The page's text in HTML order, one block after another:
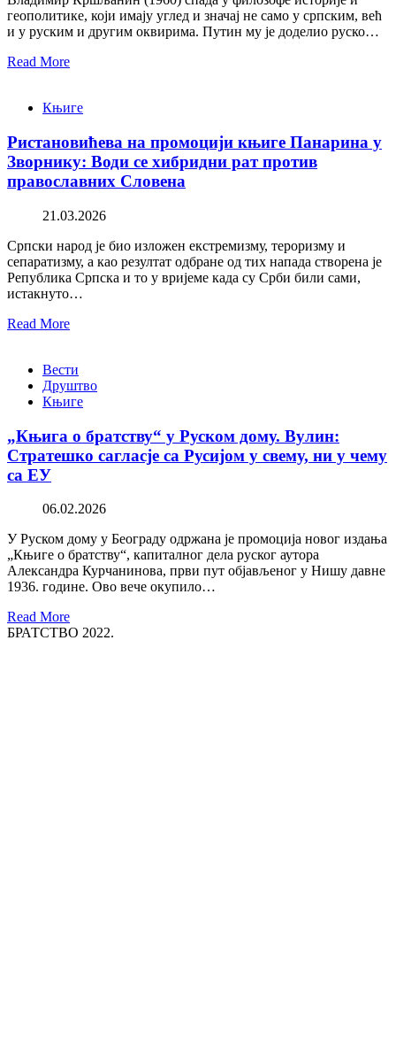
геополитике, који имају углед и значај не само у српским, већ
и у руским и другим оквирима. Путин му је доделио руско…
Read More
Књиге
Ристановићева на промоцији књиге Панарина у
Зворнику: Води се хибридни рат против
православних Словена
21.03.2026
Српски народ је био изложен екстремизму, тероризму и
сепаратизму, а као резултат одбране од тих напада створена је
Република Српска и то у вријеме када су Срби били сами,
истакнуто…
Read More
Вести
Друштво
Књиге
„Књига о братству“ у Руском дому. Вулин:
Стратешко сагласје са Русијом у свему, ни у чему
са ЕУ
06.02.2026
У Руском дому у Београду одржана је промоција новог издања
„Књиге о братству“, капиталног дела руског аутора
Александра Курчанинова, први пут објављеног у Нишу давне
1936. године. Ово вече окупило…
Read More
БРАТСТВО 2022.